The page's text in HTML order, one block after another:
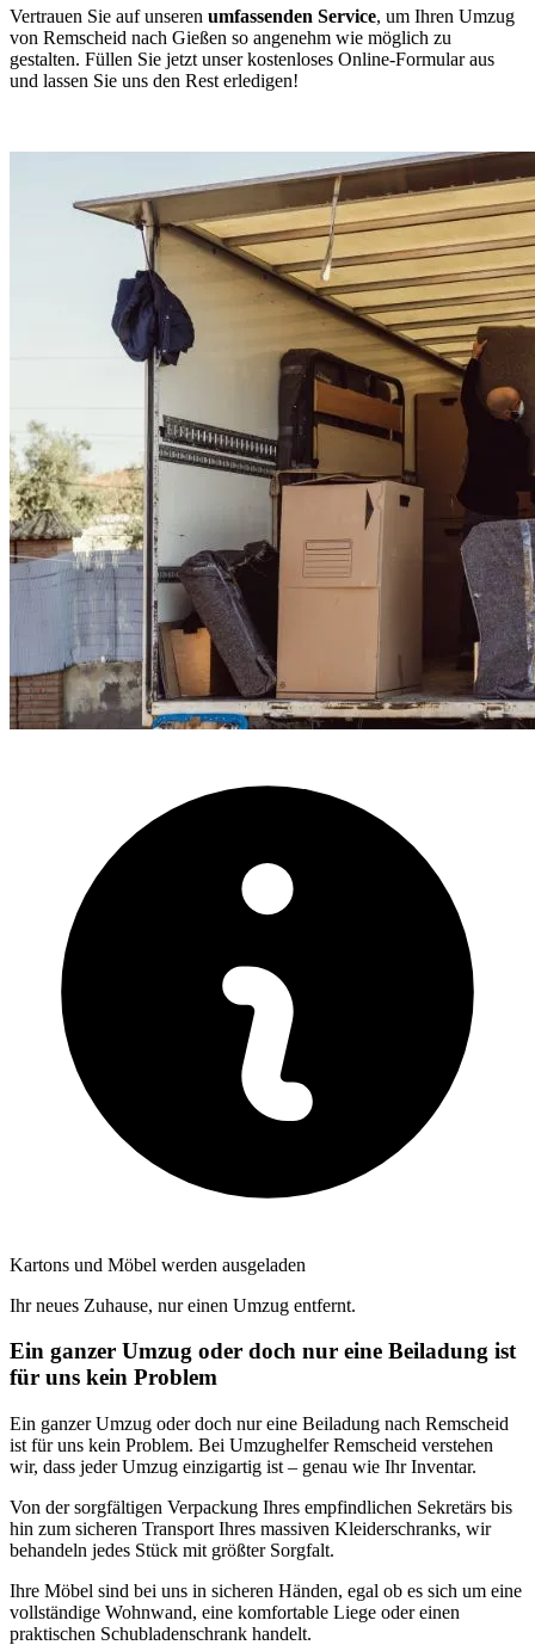
Vertrauen Sie auf unseren umfassenden Service, um Ihren Umzug
von Remscheid nach Gießen so angenehm wie möglich zu
gestalten. Füllen Sie jetzt unser kostenloses Online-Formular aus
und lassen Sie uns den Rest erledigen!
Kartons und Möbel werden ausgeladen
Ihr neues Zuhause, nur einen Umzug entfernt.
Ein ganzer Umzug oder doch nur eine Beiladung ist
für uns kein Problem
Ein ganzer Umzug oder doch nur eine Beiladung nach Remscheid
ist für uns kein Problem. Bei Umzughelfer Remscheid verstehen
wir, dass jeder Umzug einzigartig ist – genau wie Ihr Inventar.
Von der sorgfältigen Verpackung Ihres empfindlichen Sekretärs bis
hin zum sicheren Transport Ihres massiven Kleiderschranks, wir
behandeln jedes Stück mit größter Sorgfalt.
Ihre Möbel sind bei uns in sicheren Händen, egal ob es sich um eine
vollständige Wohnwand, eine komfortable Liege oder einen
praktischen Schubladenschrank handelt.